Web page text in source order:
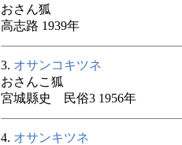
おさん狐
高志路 1939年
3. オサンコキツネ
おさんこ狐
宮城縣史 民俗3 1956年
4. オサンキツネ